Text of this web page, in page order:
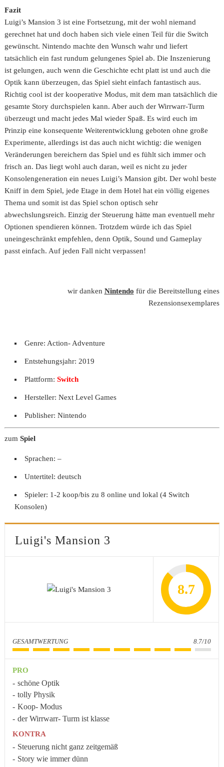
Fazit
Luigi’s Mansion 3 ist eine Fortsetzung, mit der wohl niemand
gerechnet hat und doch haben sich viele einen Teil für die Switch
gewünscht. Nintendo machte den Wunsch wahr und liefert
tatsächlich ein fast rundum gelungenes Spiel ab. Die Inszenierung
ist gelungen, auch wenn die Geschichte echt platt ist und auch die
Optik kann überzeugen, das Spiel sieht einfach fantastisch aus.
Richtig cool ist der kooperative Modus, mit dem man tatsächlich die
gesamte Story durchspielen kann. Aber auch der Wirrwarr-Turm
überzeugt und macht jedes Mal wieder Spaß. Es wird euch im
Prinzip eine konsequente Weiterentwicklung geboten ohne große
Experimente, allerdings ist das auch nicht wichtig: die wenigen
Veränderungen bereichern das Spiel und es fühlt sich immer och
frisch an. Das liegt wohl auch daran, weil es nicht zu jeder
Konsolengeneration ein neues Luigi’s Mansion gibt. Der wohl beste
Kniff in dem Spiel, jede Etage in dem Hotel hat ein völlig eigenes
Thema und somit ist das Spiel schon optisch sehr
abwechslungsreich. Einzig der Steuerung hätte man eventuell mehr
Optionen spendieren können. Trotzdem würde ich das Spiel
uneingeschränkt empfehlen, denn Optik, Sound und Gameplay
passt einfach. Auf jeden Fall nicht verpassen!
wir danken Nintendo für die Bereitstellung eines
Rezensionsexemplares
Genre: Action- Adventure
Entstehungsjahr: 2019
Plattform:Switch
Hersteller: Next Level Games
Publisher: Nintendo
zumSpiel
Sprachen: –
Untertitel: deutsch
Spieler: 1-2 koop/bis zu 8 online und lokal (4 Switch
Konsolen)
Luigi's Mansion 3
8.7
GESAMTWERTUNG 8.7/10
PRO
schöne Optik
tolly Physik
Koop- Modus
der Wirrwarr- Turm ist klasse
KONTRA
Steuerung nicht ganz zeitgemäß
Story wie immer dünn